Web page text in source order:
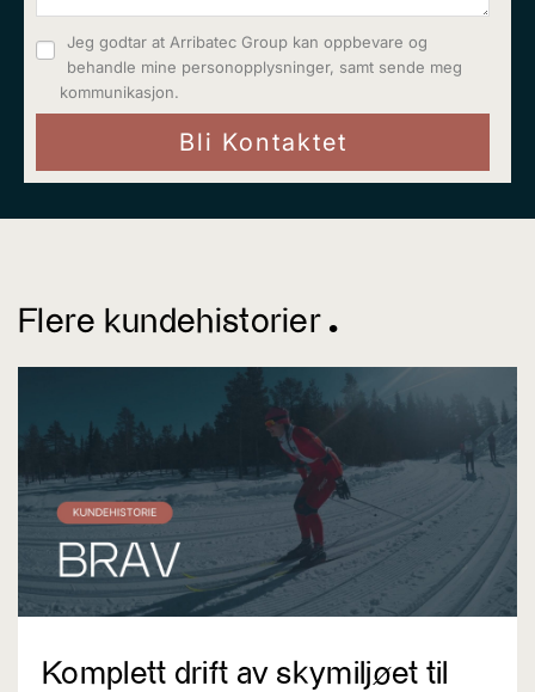
Jeg godtar at Arribatec Group kan oppbevare og
behandle mine personopplysninger, samt sende meg
kommunikasjon.
Flere kundehistorier ^
Komplett drift av skymiljøet til